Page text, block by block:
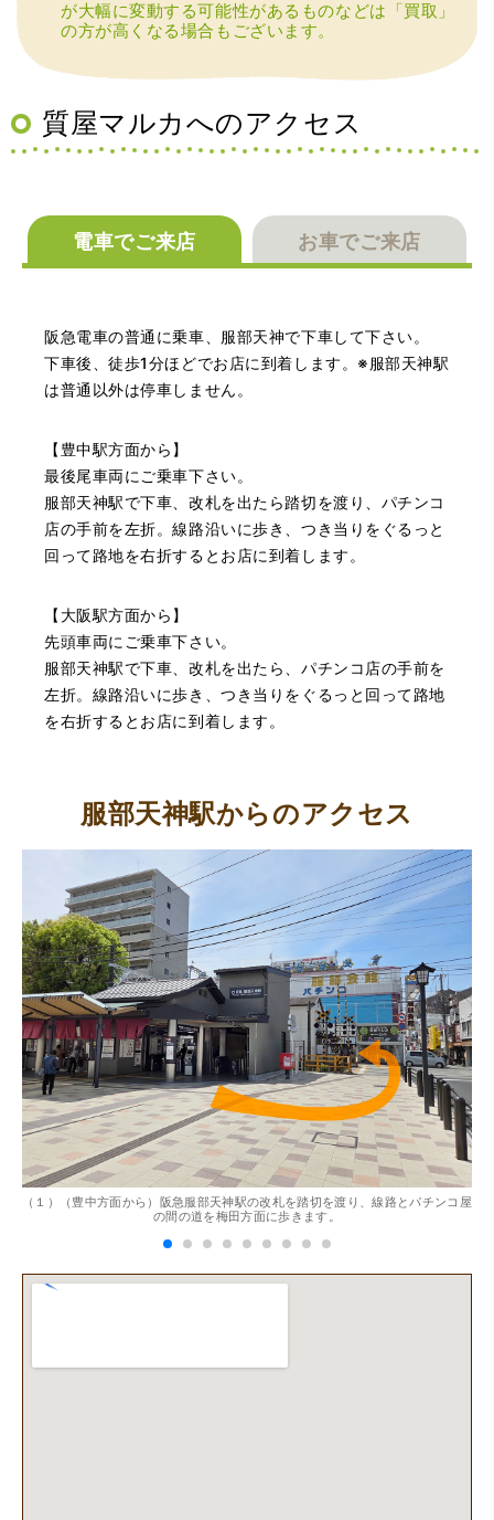
（兵庫県宝塚市）預かって頂くときに持っていた方の宝石
も見て頂く事が出き、購入した商品の価値をいろいろ教え
何かあった時にはこちらでお願いしたいと思いました。
した。質屋さんはわりと利用して(主に中古品の購入)慣れて
いましたが、今までの質屋さんとは全く違う、とても良い
印象でした。何度でも伺いたくなりました。この度は、本
当にありがとうございました。
（豊中市西泉丘）初めて利用しましたが、とても親切丁寧
に査定をして頂き思いもよらない価格をいただきました。
正直他店の倍以上で驚きました。また機会があれば利用し
ます。
（大阪府東大阪市）ネットを見て安心できるお店であると
感じて飛び込みで訪問。飛びこみにも関わらず、とても親
切、丁ねいな対応をして頂き、思っていた以上の信用でき
るお店でした。満足いく金額で買い取って頂きました。あ
りがとうございます。
（兵庫県神戸市）別のお店でメール査定した際の1.5倍の金
額を提示いただけたので即決しました。楽器も安心してお
任せできそうです!
が大幅に変動する可能性があるものなどは「買取」
の方が高くなる場合もございます。
質屋マルカへのアクセス
電車でご来店 お車でご来店
阪急電車の普通に乗車、服部天神で下車して下さい。
下車後、徒歩1分ほどでお店に到着します。※服部天神駅
は普通以外は停車しません。
【豊中駅方面から】
最後尾車両にご乗車下さい。
服部天神駅で下車、改札を出たら踏切を渡り、パチンコ
店の手前を左折。線路沿いに歩き、つき当りをぐるっと
回って路地を右折するとお店に到着します。
【大阪駅方面から】
先頭車両にご乗車下さい。
服部天神駅で下車、改札を出たら、パチンコ店の手前を
左折。線路沿いに歩き、つき当りをぐるっと回って路地
を右折するとお店に到着します。
服部天神駅からのアクセス
（１）（豊中方面から）阪急服部天神駅の改札を踏切を渡り、線路とパチンコ屋
の間の道を梅田方面に歩きます。